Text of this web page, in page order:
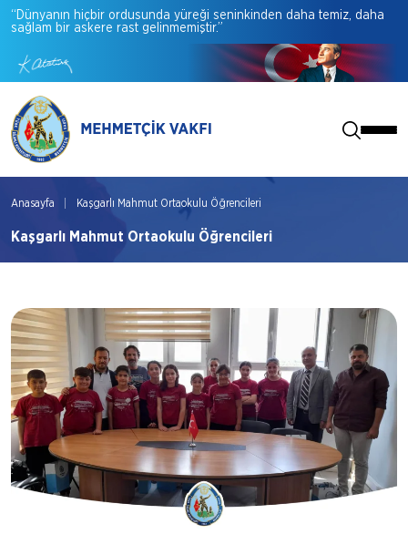
“Dünyanın hiçbir ordusunda yüreği seninkinden daha temiz, daha
sağlam bir askere rast gelinmemiştir.”
Anasayfa Kaşgarlı Mahmut Ortaokulu Öğrencileri
Kaşgarlı Mahmut Ortaokulu Öğrencileri